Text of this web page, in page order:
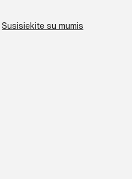
Susisiekite su mumis